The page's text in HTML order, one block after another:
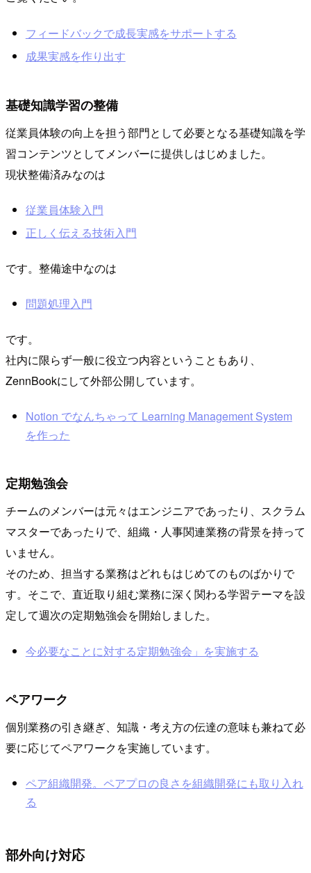
フィードバックで成長実感をサポートする
成果実感を作り出す
基礎知識学習の整備
従業員体験の向上を担う部門として必要となる基礎知識を学
習コンテンツとしてメンバーに提供しはじめました。
現状整備済みなのは
従業員体験入門
正しく伝える技術入門
です。整備途中なのは
問題処理入門
です。
社内に限らず一般に役立つ内容ということもあり、
ZennBookにして外部公開しています。
Notion でなんちゃって Learning Management System
を作った
定期勉強会
チームのメンバーは元々はエンジニアであったり、スクラム
マスターであったりで、組織・人事関連業務の背景を持って
いません。
そのため、担当する業務はどれもはじめてのものばかりで
す。そこで、直近取り組む業務に深く関わる学習テーマを設
定して週次の定期勉強会を開始しました。
今必要なことに対する定期勉強会」を実施する
ペアワーク
個別業務の引き継ぎ、知識・考え方の伝達の意味も兼ねて必
要に応じてペアワークを実施しています。
ペア組織開発。ペアプロの良さを組織開発にも取り入れ
る
部外向け対応